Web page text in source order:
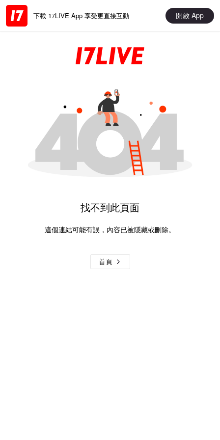
下載 17LIVE App 享受更直接互動 開啟 App
找不到此頁面
這個連結可能有誤，內容已被隱藏或刪除。
首頁